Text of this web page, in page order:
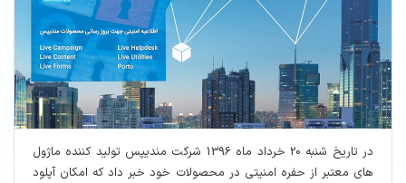
در تاریخ شنبه 20 خرداد ماه 1396 شرکت مندیپس تولید کننده ماژول
های معتبر از حفره امنیتی در محصولات خود خبر داد که امکان آپلود